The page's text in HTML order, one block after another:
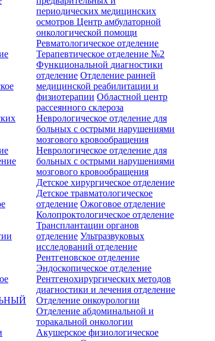
периодических медицинских
осмотровЦентр амбулаторной
онкологической помощи
Ревматологическое отделение
Терапевтическое отделение №2
Функциональной диагностики
отделение Отделение ранней
медицинской реабилитации и
физиотерапии Областной центр
рассеянного склероза
Неврологическое отделение для
больных с острыми нарушениями
мозгового кровообращения
Неврологическое отделение для
больных с острыми нарушениями
мозгового кровообращения
Детское хирургическое отделение
Детское травматологическое
отделение Ожоговое отделение
Колопроктологическое отделение
Трансплантации органов
отделение Ультразвуковых
исследований отделение
Рентгеновское отделение
Эндоскопическое отделение
Рентгенохирургических методов
диагностики и лечения отделение
Отделение онкоурологии
Отделение абдоминальной и
торакальной онкологии
Акушерское физиологическое